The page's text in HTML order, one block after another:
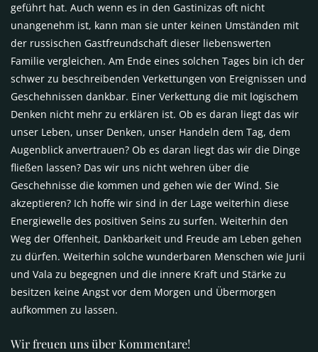
geführt hat. Auch wenn es in den Gastinizas oft nicht
unangenehm ist, kann man sie unter keinen Umständen mit
der russischen Gastfreundschaft dieser liebenswerten
Familie vergleichen. Am Ende eines solchen Tages bin ich der
schwer zu beschreibenden Verkettungen von Ereignissen und
Geschehnissen dankbar. Einer Verkettung die mit logischem
Denken nicht mehr zu erklären ist. Ob es daran liegt das wir
unser Leben, unser Denken, unser Handeln dem Tag, dem
Augenblick anvertrauen? Ob es daran liegt das wir die Dinge
fließen lassen? Das wir uns nicht wehren über die
Geschehnisse die kommen und gehen wie der Wind. Sie
akzeptieren? Ich hoffe wir sind in der Lage weiterhin diese
Energiewelle des positiven Seins zu surfen. Weiterhin den
Weg der Offenheit, Dankbarkeit und Freude am Leben gehen
zu dürfen. Weiterhin solche wunderbaren Menschen wie Jurii
und Vala zu begegnen und die innere Kraft und Stärke zu
besitzen keine Angst vor dem Morgen und Übermorgen
aufkommen zu lassen.
Wir freuen uns über Kommentare!